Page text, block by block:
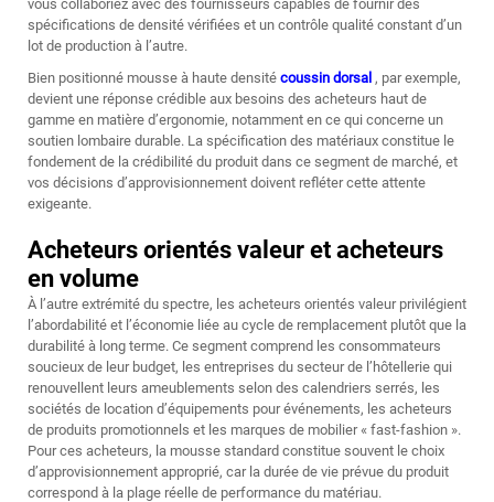
vous collaboriez avec des fournisseurs capables de fournir des
spécifications de densité vérifiées et un contrôle qualité constant d’un
lot de production à l’autre.
Bien positionné mousse à haute densité coussin dorsal , par exemple,
devient une réponse crédible aux besoins des acheteurs haut de
gamme en matière d’ergonomie, notamment en ce qui concerne un
soutien lombaire durable. La spécification des matériaux constitue le
fondement de la crédibilité du produit dans ce segment de marché, et
vos décisions d’approvisionnement doivent refléter cette attente
exigeante.
Acheteurs orientés valeur et acheteurs
en volume
À l’autre extrémité du spectre, les acheteurs orientés valeur privilégient
l’abordabilité et l’économie liée au cycle de remplacement plutôt que la
durabilité à long terme. Ce segment comprend les consommateurs
soucieux de leur budget, les entreprises du secteur de l’hôtellerie qui
renouvellent leurs ameublements selon des calendriers serrés, les
sociétés de location d’équipements pour événements, les acheteurs
de produits promotionnels et les marques de mobilier « fast-fashion ».
Pour ces acheteurs, la mousse standard constitue souvent le choix
d’approvisionnement approprié, car la durée de vie prévue du produit
correspond à la plage réelle de performance du matériau.